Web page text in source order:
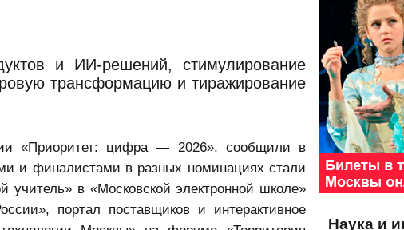
и ИИ-решений, стимулирование
трансформацию и тиражирование
«Приоритет: цифра — 2026», сообщили в
и финалистами в разных номинациях стали
учитель» в «Московской электронной школе»
портал поставщикови интерактивное
Наука и